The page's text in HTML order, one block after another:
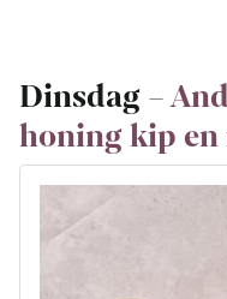
Dinsdag –
honing kip en